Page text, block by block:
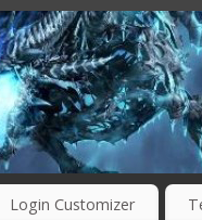
Login Customizer